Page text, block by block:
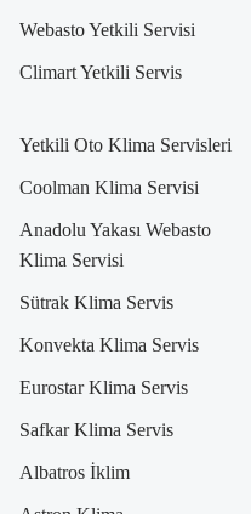
Webasto Yetkili Servisi
Climart Yetkili Servis
Yetkili Oto Klima Servisleri
Coolman Klima Servisi
Anadolu Yakası Webasto
Klima Servisi
Sütrak Klima Servis
Konvekta Klima Servis
Eurostar Klima Servis
Safkar Klima Servis
Albatros İklim